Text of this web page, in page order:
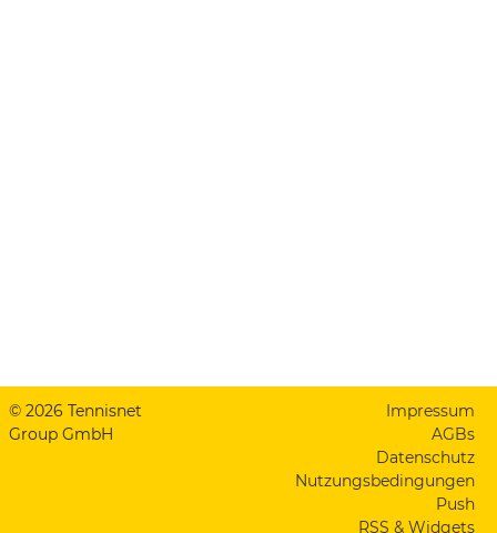
© 2026 Tennisnet
Group GmbH
Impressum
AGBs
Datenschutz
Nutzungsbedingungen
Push
RSS & Widgets